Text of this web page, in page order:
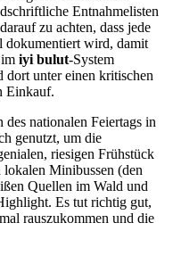
Entnahmelisten
zu achten, dass jede
dokumentiert wird, damit
iyi bulut-System
dort unter einen kritischen
Einkauf.
nationalen Feiertags in
genutzt, um die
riesigen Frühstück
Minibussen (den
Quellen im Wald und
Es tut richtig gut,
rauszukommen und die